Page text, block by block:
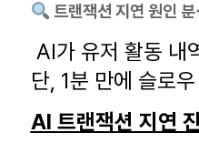
트랜잭션 지연 원인 분
AI가 유저 활동 내
단, 1분 만에 슬로
AI 트랜잭션 지연